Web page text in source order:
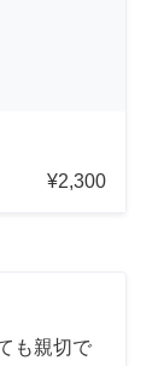
¥2,300
も親切で